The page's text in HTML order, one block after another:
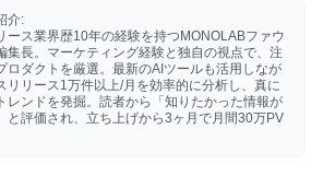
介:
ース業界歴10年の経験を持つMONOLABファウ
集長。マーケティング経験と独自の視点で、注
ロダクトを厳選。最新のAIツールも活用しなが
リリース1万件以上/月を効率的に分析し、真に
レンドを発掘。読者から「知りたかった情報が
と評価され、立ち上げから3ヶ月で月間30万PV